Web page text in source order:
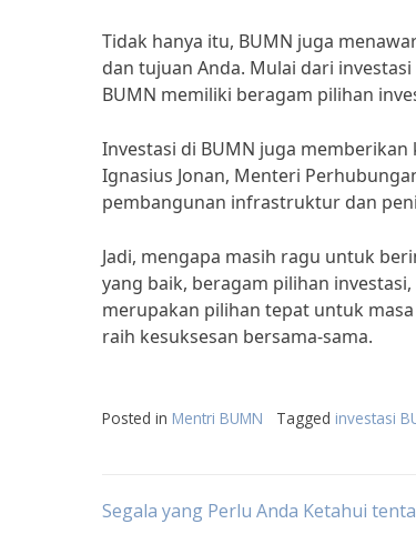
Tidak hanya itu, BUMN juga
dan tujuan Anda. Mulai dari
BUMN memiliki beragam pilihan
Investasi di BUMN juga
Ignasius Jonan, Menteri
pembangunan infrastruktur dan
Jadi, mengapa masih ragu untuk
yang baik, beragam pilihan
merupakan pilihan tepat untuk
raih kesuksesan bersama-sama.
Posted in Mentri BUMN Tagged investasi
Post
Segala yang Perlu Anda Ketahui